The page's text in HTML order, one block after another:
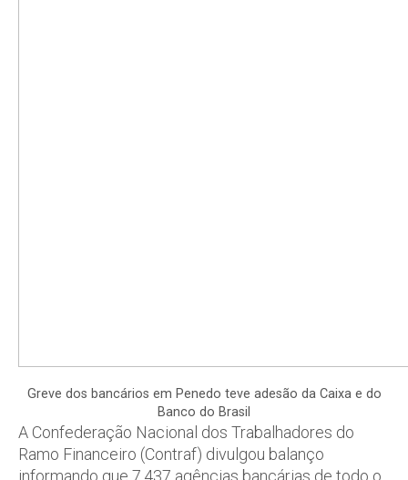
Greve dos bancários em Penedo teve adesão da Caixa e do
Banco do Brasil
A Confederação Nacional dos Trabalhadores do
Ramo Financeiro (Contraf) divulgou balanço
informando que 7.437 agências bancárias de todo o